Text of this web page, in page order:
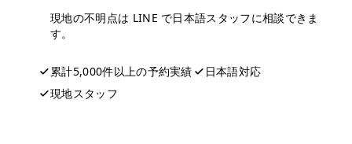
現地の不明点は LINE で日本語スタッフに相談できま
す。
累計5,000件以上の予約実績
日本語対応
現地スタッフ